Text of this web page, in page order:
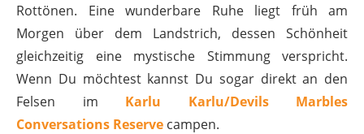
Rottönen. Eine wunderbare Ruhe liegt früh am
Morgen über dem Landstrich, dessen Schönheit
gleichzeitig eine mystische Stimmung verspricht.
Wenn Du möchtest kannst Du sogar direkt an den
Felsen im Karlu Karlu/Devils Marbles
Conversations Reserve campen.